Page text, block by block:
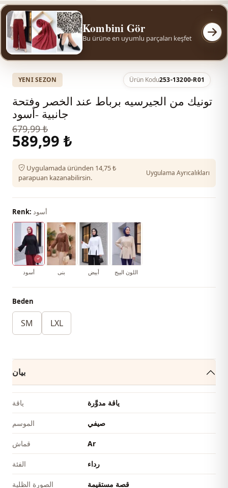
Kombini Gör
Bu ürüne en uyumlu parçaları keşfet
YENI SEZON Ürün Kodu253-13200-R01
تونيك من الجيرسيه برباط عند الخصر وفتحة
جانبية -أسود
679,99 ₺
589,99 ₺
Uygulamada üründen 14,75 ₺
parapuan kazanabilirsin.
Uygulama Ayrıcalıkları
Renk: أسود
أسود بنى أبيض اللون البيج
Beden
SM LXL
بيان
ياقة ياقة مدوَّرة
الموسم صيفي
قماش Ar
الفئة رداء
الصورة الظلية قصة مستقيمة